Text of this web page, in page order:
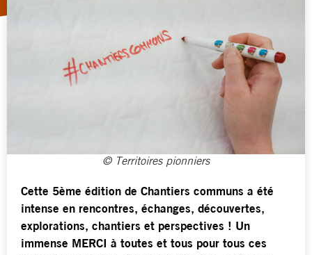
© Territoires pionniers
Cette 5ème édition de Chantiers communs a été
intense en rencontres, échanges, découvertes,
explorations, chantiers et perspectives ! Un
immense MERCI à toutes et tous pour tous ces